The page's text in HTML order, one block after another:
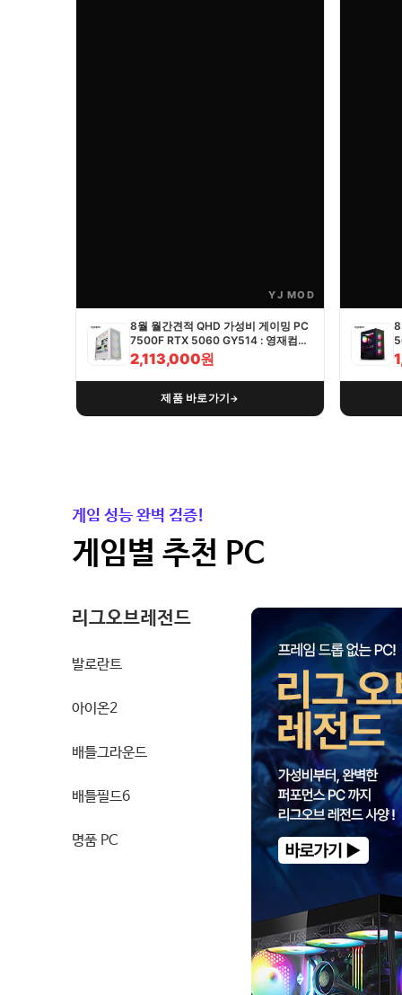
YJ MOD
8월 월간견적 QHD 가성비 게이밍 PC
7500F RTX 5060 GY514 : 영재컴퓨
터
2,113,000원
제품 바로가기→
8
게임 성능 완벽 검증!
게임별 추천 PC
리그오브레전드
발로란트
아이온2
배틀그라운드
배틀필드6
명품 PC